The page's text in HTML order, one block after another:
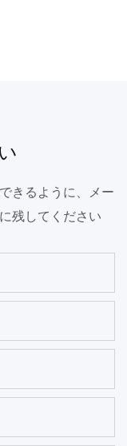
きるように、メー
残してください